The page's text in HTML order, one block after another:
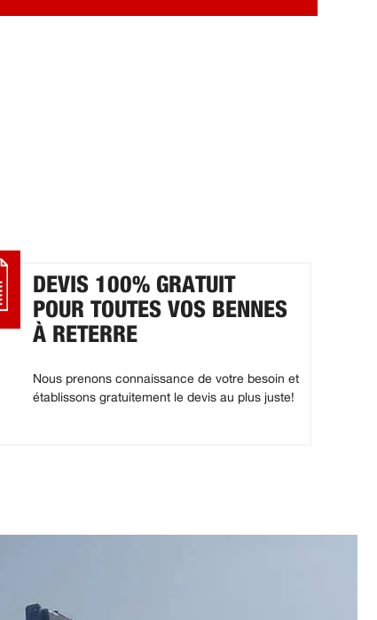
DEVIS 100% GRATUIT
POUR TOUTES VOS BENNES
À RETERRE
Nous prenons connaissance de votre besoin et
établissons gratuitement le devis au plus juste!